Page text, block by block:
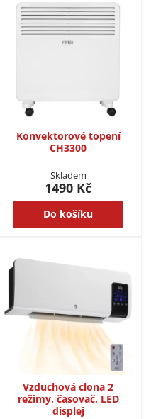
Konvektorové topení
CH3300
Skladem
1490 Kč
Do košíku
Vzduchová clona 2
režimy, časovač, LED
displej